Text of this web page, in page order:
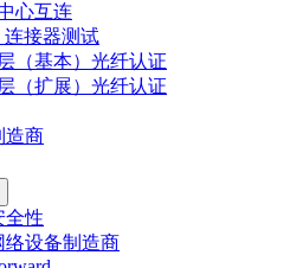
心互连
连接器测试
（基本）光纤认证
（扩展）光纤认证
造商
全性
络设备制造商